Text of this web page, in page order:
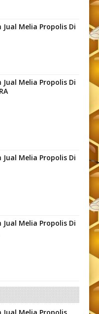
Jual Melia Propolis Di
Jual Melia Propolis Di
Jual Melia Propolis Di
Jual Melia Propolis Di